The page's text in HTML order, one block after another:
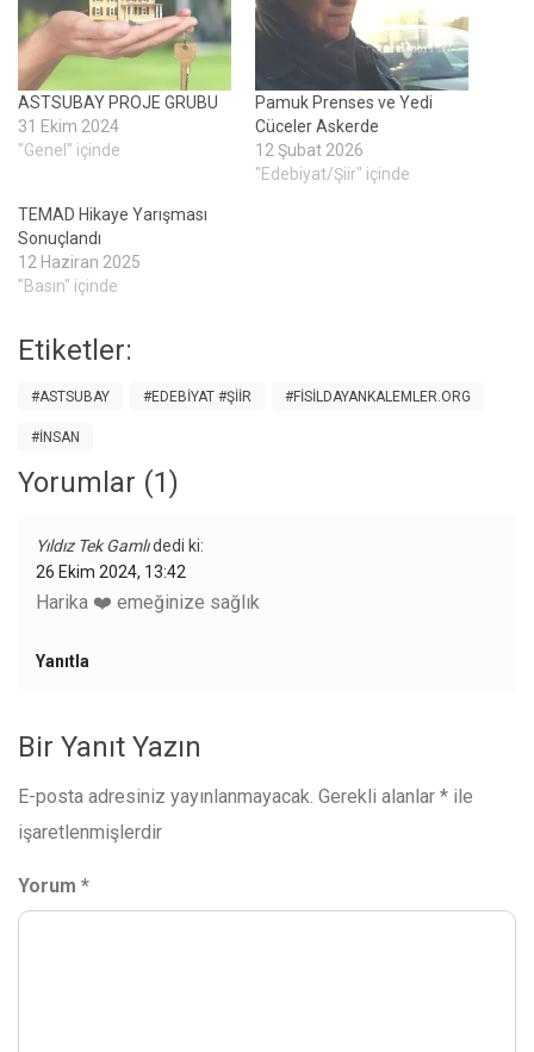
ASTSUBAY PROJE GRUBU
31 Ekim 2024
"Genel" içinde
Pamuk Prenses ve Yedi
Cüceler Askerde
12 Şubat 2026
"Edebiyat/Şiir" içinde
TEMAD Hikaye Yarışması
Sonuçlandı
12 Haziran 2025
"Basın" içinde
Etiketler:
#ASTSUBAY #EDEBIYAT #ŞIIR #FISILDAYANKALEMLER.ORG
#İNSAN
Yorumlar (1)
Yıldız Tek Gamlıdedi ki:
26 Ekim 2024, 13:42
Harika ❤️ emeğinize sağlık
Yanıtla
Bir Yanıt Yazın
E-posta adresiniz yayınlanmayacak. Gerekli alanlar * ile
işaretlenmişlerdir
Yorum *